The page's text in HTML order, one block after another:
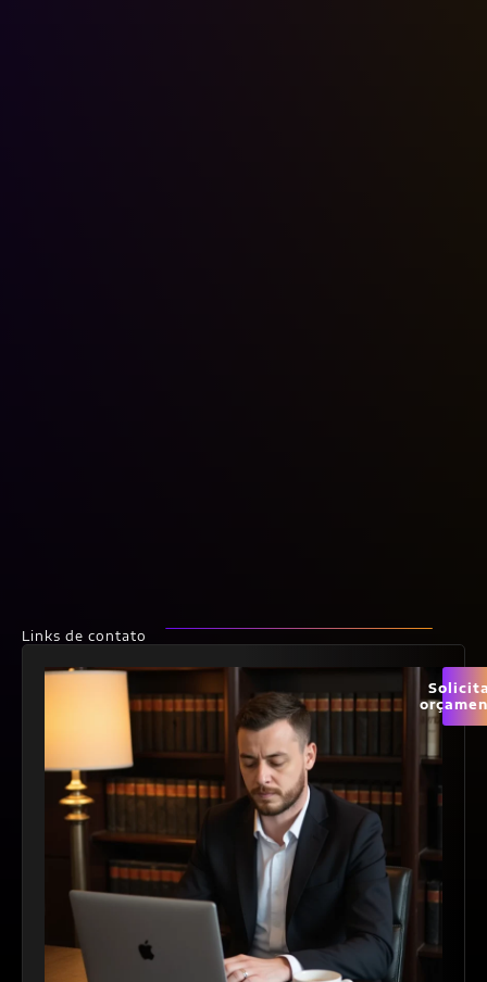
Links de contato